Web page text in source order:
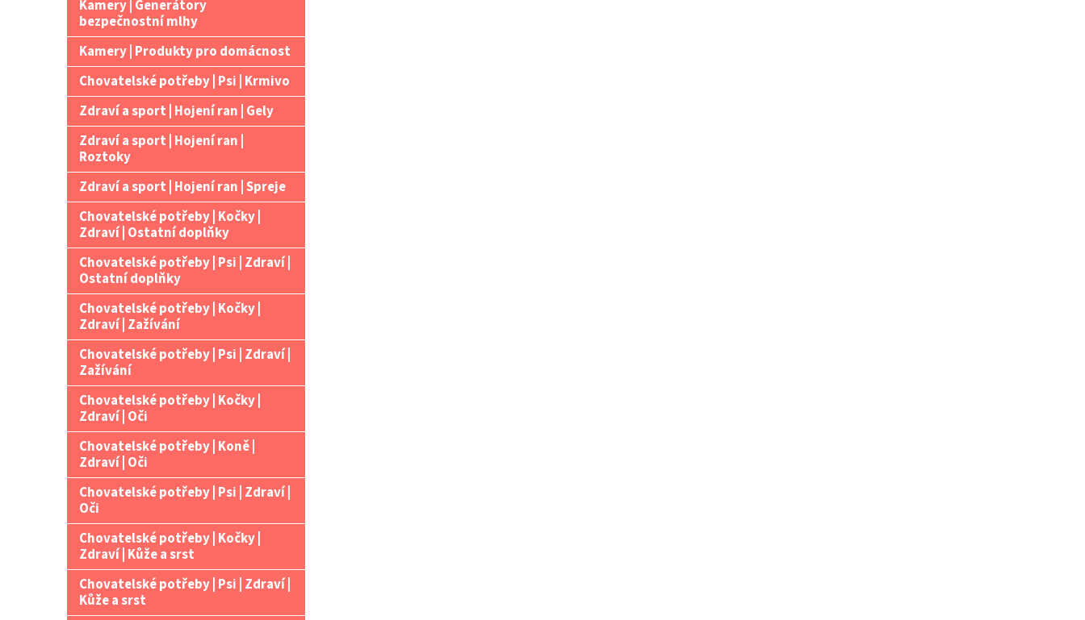
Kamery | Generátory
bezpečnostní mlhy
Kamery | Produkty pro domácnost
Chovatelské potřeby | Psi | Krmivo
Zdraví a sport | Hojení ran | Gely
Zdraví a sport | Hojení ran |
Roztoky
Zdraví a sport | Hojení ran | Spreje
Chovatelské potřeby | Kočky |
Zdraví | Ostatní doplňky
Chovatelské potřeby | Psi | Zdraví |
Ostatní doplňky
Chovatelské potřeby | Kočky |
Zdraví | Zažívání
Chovatelské potřeby | Psi | Zdraví |
Zažívání
Chovatelské potřeby | Kočky |
Zdraví | Oči
Chovatelské potřeby | Koně |
Zdraví | Oči
Chovatelské potřeby | Psi | Zdraví |
Oči
Chovatelské potřeby | Kočky |
Zdraví | Kůže a srst
Chovatelské potřeby | Psi | Zdraví |
Kůže a srst